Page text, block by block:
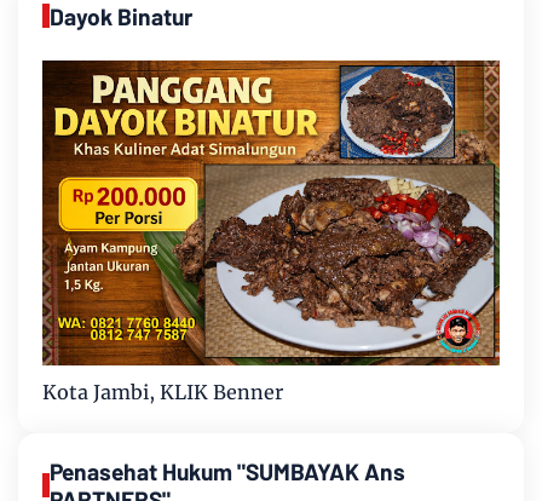
Dayok Binatur
Kota Jambi, KLIK Benner
Penasehat Hukum "SUMBAYAK Ans